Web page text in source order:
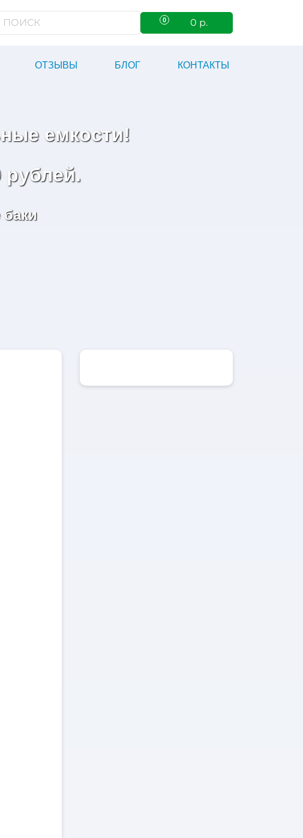
0 0 р.
ОТЗЫВЫ БЛОГ КОНТАКТЫ
емкости!
рублей.